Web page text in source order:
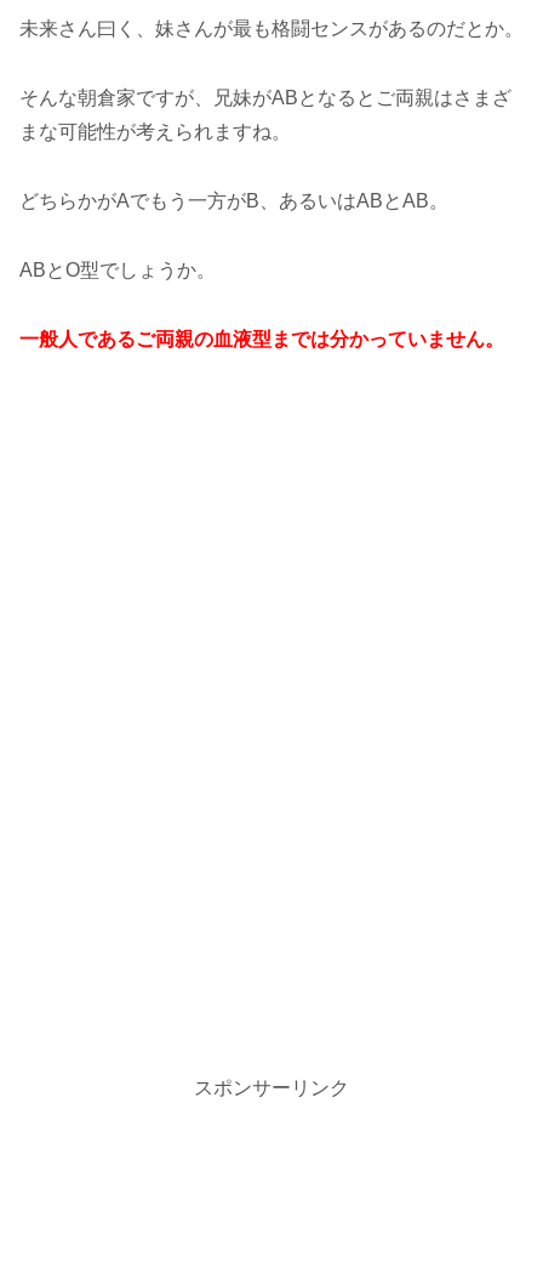
未来さん曰く、妹さんが最も格闘センスがあるのだとか。
そんな朝倉家ですが、兄妹がABとなるとご両親はさまざ
まな可能性が考えられますね。
どちらかがAでもう一方がB、あるいはABとAB。
ABとO型でしょうか。
一般人であるご両親の血液型までは分かっていません。
スポンサーリンク